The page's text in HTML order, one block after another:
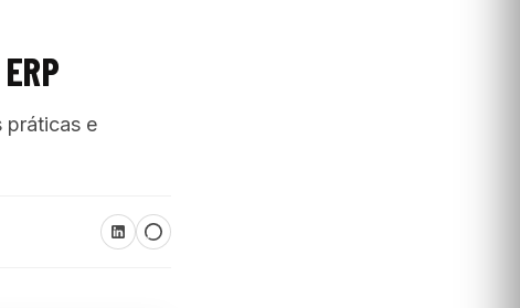
práticas e